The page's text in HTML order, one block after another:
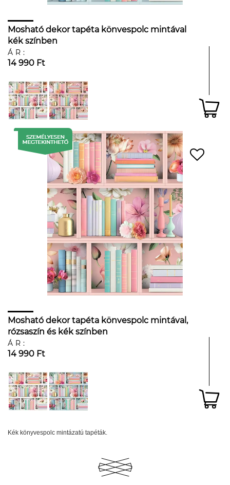
Mosható dekor tapéta könvespolc mintával
kék színben
ÁR:
14 990 Ft
Mosható dekor tapéta könvespolc mintával,
rózsaszín és kék színben
ÁR:
14 990 Ft
Kék könyvespolc mintázatú tapéták.